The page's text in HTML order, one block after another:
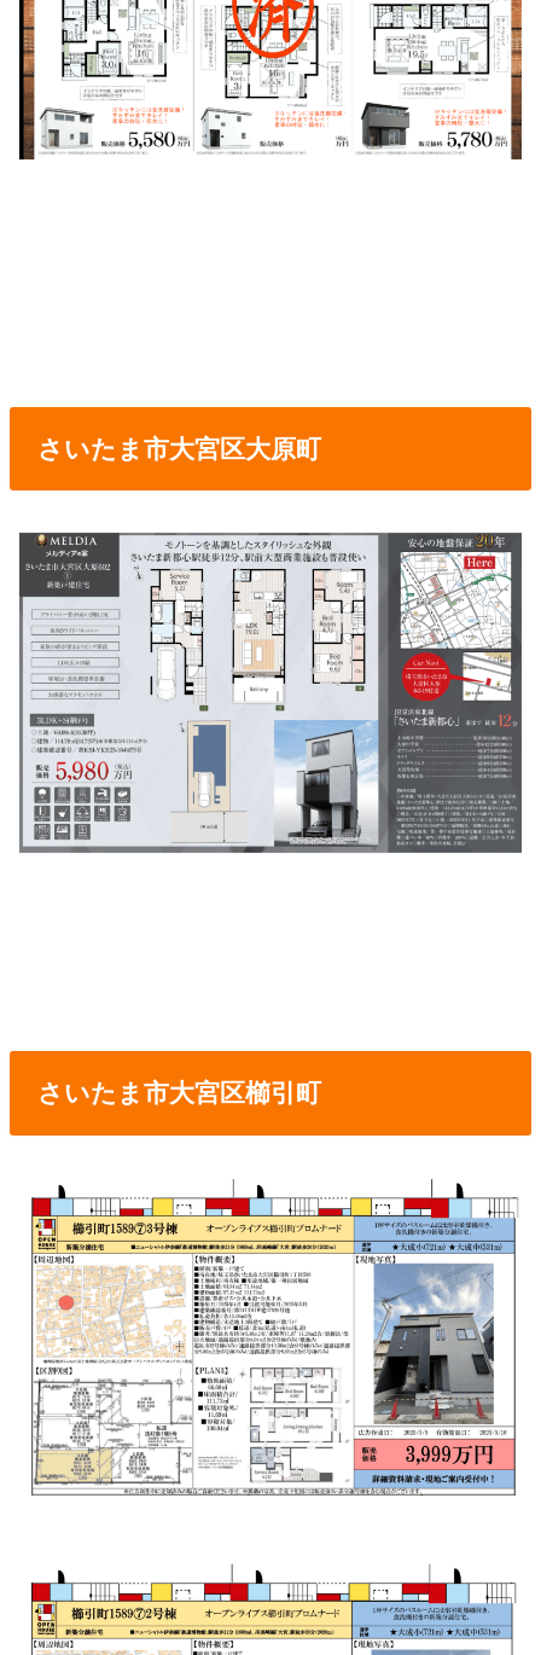
さいたま市大宮区大原町
さいたま市大宮区櫛引町